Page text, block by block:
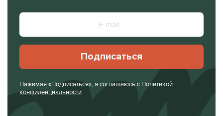
Подписаться
Нажимая «Подписаться», я соглашаюсь с Политикой
конфиденциальности.